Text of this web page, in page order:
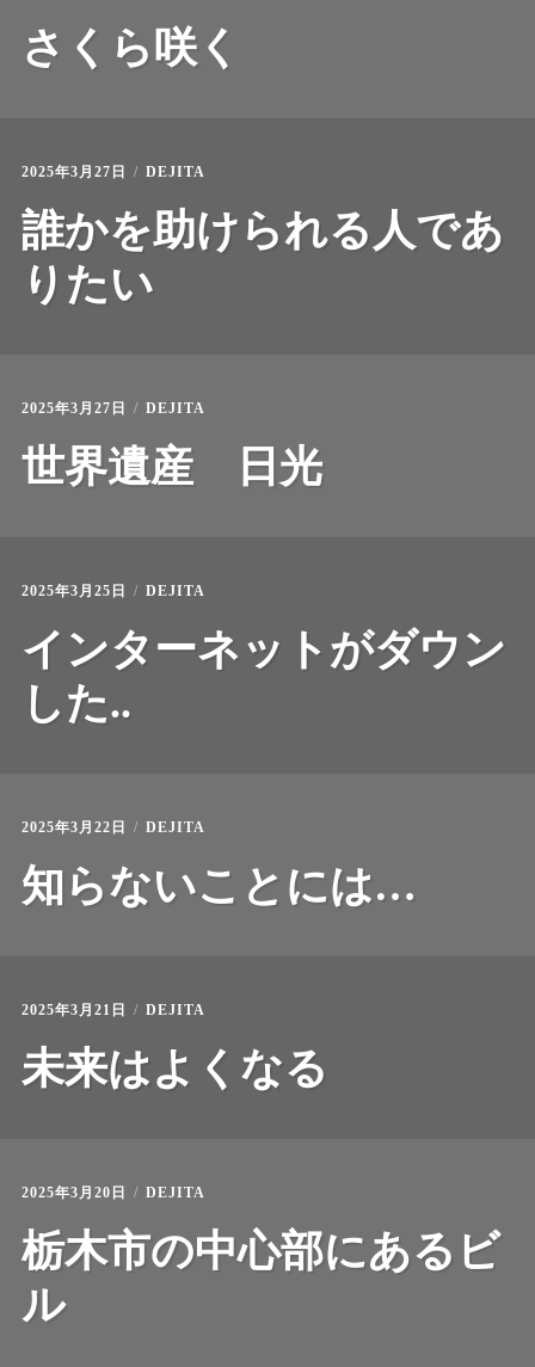
さくら咲く
2025年3月27日 DEJITA
誰かを助けられる人であ
りたい
2025年3月27日 DEJITA
世界遺産 日光
2025年3月25日 DEJITA
インターネットがダウン
した..
2025年3月22日 DEJITA
知らないことには…
2025年3月21日 DEJITA
未来はよくなる
2025年3月20日 DEJITA
栃木市の中心部にあるビ
ル